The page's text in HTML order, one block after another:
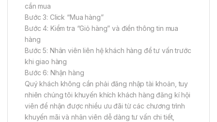
cần mua
Bước 3: Click “Mua hàng”
Bước 4: Kiểm tra “Giỏ hàng” và điền thông tin mua
hàng
Bước 5: Nhân viên liên hệ khách hàng để tư vấn trước
khi giao hàng
Bước 6: Nhận hàng
Quý khách không cần phải đăng nhập tài khoản, tuy
nhiên chúng tôi khuyến khích khách hàng đăng kí hội
viên để nhận được nhiều ưu đãi từ các chương trình
khuyến mãi và nhân viên dễ dàng tư vấn chi tiết,